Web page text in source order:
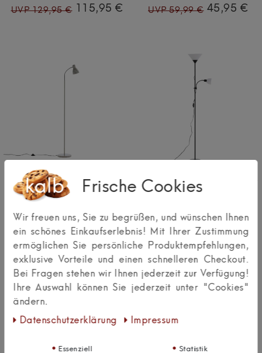
UVP 129,95 € 115,95 € UVP 59,99 € 45,95 €
kalb | Lina Stehleuchte E14
Leselampe verstellbar
Stehlampe Wohnzimmer Stahl
Leselicht Stehleuchte Höhe
150 cm, Farbe: beige
UVP 59,95 € 49,95 €
kalb | Bagasi Stehleuchte E27
E14 Leselampe mit flexiblem
Schlafzimmer Stahl Höhe 178
cm, Farbe: Schwarz
UVP 69,99 € 54,99 €
Frische Cookies
Wir freuen uns, Sie zu begrüßen, und wünschen Ihnen
ein schönes Einkaufserlebnis! Mit Ihrer Zustimmung
ermöglichen Sie persönliche Produktempfehlungen,
exklusive Vorteile und einen schnelleren Checkout.
Bei Fragen stehen wir Ihnen jederzeit zur Verfügung!
Ihre Auswahl können Sie jederzeit unter "Cookies"
ändern.
Daten­schutz­erklärung
Impressum
Essenziell Statistik